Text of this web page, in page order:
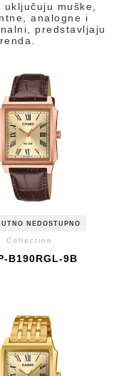
muške,
analogne i
predstavljaju
NEDOSTUPNO
Collection
B190RGL-9B